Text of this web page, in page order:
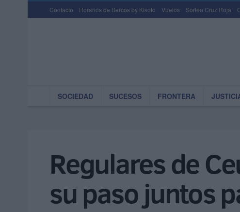
Contacto Horarios de Barcos by Kikoto Vuelos Sorteo Cruz Roja
SOCIEDAD SUCESOS FRONTERA
Regulares de
su paso juntos